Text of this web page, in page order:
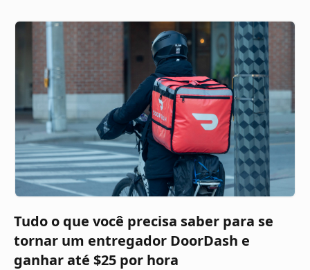
Tudo o que você precisa saber para se
tornar um entregador DoorDash e
ganhar até $25 por hora